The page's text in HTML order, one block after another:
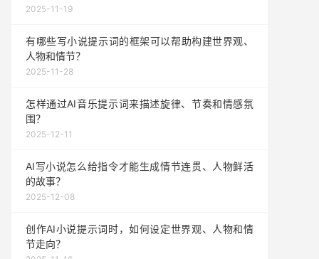
2025-11-19
有哪些写小说提示词的框架可以帮助构建世界观、
人物和情节？
2025-11-28
怎样通过AI音乐提示词来描述旋律、节奏和情感氛
围？
2025-12-11
AI写小说怎么给指令才能生成情节连贯、人物鲜活
的故事？
2025-12-08
创作AI小说提示词时，如何设定世界观、人物和情
节走向？